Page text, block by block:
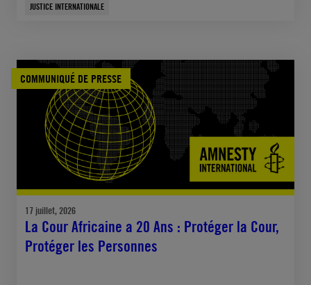
JUSTICE INTERNATIONALE
COMMUNIQUÉ DE PRESSE
17 juillet, 2026
La Cour Africaine a 20 Ans : Protéger la Cour,
Protéger les Personnes